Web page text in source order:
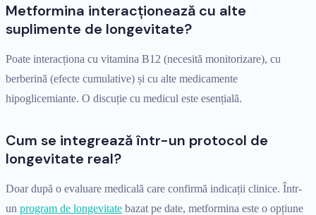
Metformina interacționează cu alte
suplimente de longevitate?
Poate interacționa cu vitamina B12 (necesită monitorizare), cu
berberină (efecte cumulative) și cu alte medicamente
hipoglicemiante. O discuție cu medicul este esențială.
Cum se integrează într-un protocol de
longevitate real?
Doar după o evaluare medicală care confirmă indicații clinice. Într-
un program de longevitate bazat pe date, metformina este o opțiune